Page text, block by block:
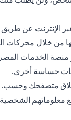
عن طريق
من خلال
الخدمات
حساسة أخرى.
متصفحك